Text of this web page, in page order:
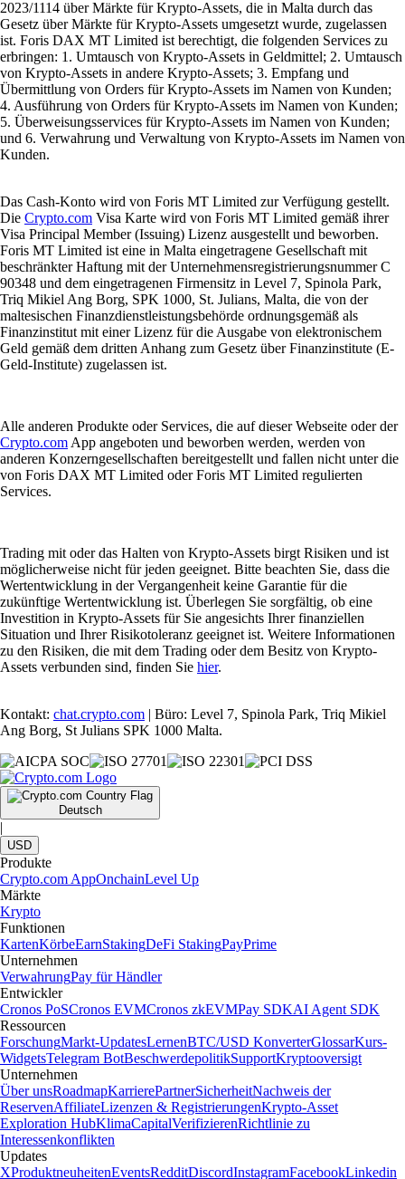
2023/1114 über Märkte für Krypto-Assets, die in Malta durch das
Gesetz über Märkte für Krypto-Assets umgesetzt wurde, zugelassen
ist. Foris DAX MT Limited ist berechtigt, die folgenden Services zu
erbringen: 1. Umtausch von Krypto-Assets in Geldmittel; 2. Umtausch
von Krypto-Assets in andere Krypto-Assets; 3. Empfang und
Übermittlung von Orders für Krypto-Assets im Namen von Kunden;
4. Ausführung von Orders für Krypto-Assets im Namen von Kunden;
5. Überweisungsservices für Krypto-Assets im Namen von Kunden;
und 6. Verwahrung und Verwaltung von Krypto-Assets im Namen von
Kunden.
Das Cash-Konto wird von Foris MT Limited zur Verfügung gestellt.
Die Crypto.com Visa Karte wird von Foris MT Limited gemäß ihrer
Visa Principal Member (Issuing) Lizenz ausgestellt und beworben.
Foris MT Limited ist eine in Malta eingetragene Gesellschaft mit
beschränkter Haftung mit der Unternehmensregistrierungsnummer C
90348 und dem eingetragenen Firmensitz in Level 7, Spinola Park,
Triq Mikiel Ang Borg, SPK 1000, St. Julians, Malta, die von der
maltesischen Finanzdienstleistungsbehörde ordnungsgemäß als
Finanzinstitut mit einer Lizenz für die Ausgabe von elektronischem
Geld gemäß dem dritten Anhang zum Gesetz über Finanzinstitute (E-
Geld-Institute) zugelassen ist.
Alle anderen Produkte oder Services, die auf dieser Webseite oder der
Crypto.com App angeboten und beworben werden, werden von
anderen Konzerngesellschaften bereitgestellt und fallen nicht unter die
von Foris DAX MT Limited oder Foris MT Limited regulierten
Services.
Trading mit oder das Halten von Krypto-Assets birgt Risiken und ist
möglicherweise nicht für jeden geeignet. Bitte beachten Sie, dass die
Wertentwicklung in der Vergangenheit keine Garantie für die
zukünftige Wertentwicklung ist. Überlegen Sie sorgfältig, ob eine
Investition in Krypto-Assets für Sie angesichts Ihrer finanziellen
Situation und Ihrer Risikotoleranz geeignet ist. Weitere Informationen
zu den Risiken, die mit dem Trading oder dem Besitz von Krypto-
Assets verbunden sind, finden Sie hier.
Kontakt: chat.crypto.com | Büro: Level 7, Spinola Park, Triq Mikiel
Ang Borg, St Julians SPK 1000 Malta.
Deutsch
|
USD
Produkte
Crypto.com AppOnchainLevel Up
Märkte
Krypto
Funktionen
KartenKörbeEarnStakingDeFi StakingPayPrime
Unternehmen
VerwahrungPay für Händler
Entwickler
Cronos PoSCronos EVMCronos zkEVMPay SDKAI Agent SDK
Ressourcen
ForschungMarkt-UpdatesLernenBTC/USD KonverterGlossarKurs-
WidgetsTelegram BotBeschwerdepolitikSupportKryptooversigt
Unternehmen
Über unsRoadmapKarrierePartnerSicherheitNachweis der
ReservenAffiliateLizenzen & RegistrierungenKrypto-Asset
Exploration HubKlimaCapitalVerifizierenRichtlinie zu
Interessenkonflikten
Updates
XProduktneuheitenEventsRedditDiscordInstagramFacebookLinkedin